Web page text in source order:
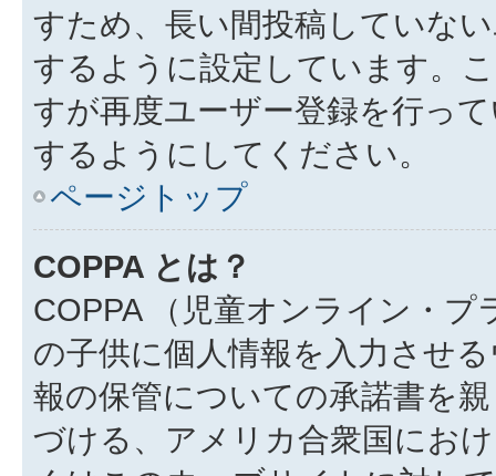
すため、長い間投稿していな
するように設定しています。
すが再度ユーザー登録を行っ
するようにしてください。
ページトップ
COPPA とは？
COPPA （児童オンライン・
の子供に個人情報を入力させ
報の保管についての承諾書を
づける、アメリカ合衆国にお